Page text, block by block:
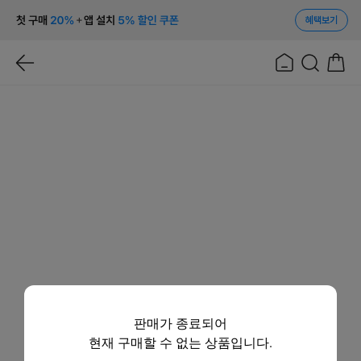
혜택보기
판매가 종료되어
현재 구매할 수 없는 상품입니다.